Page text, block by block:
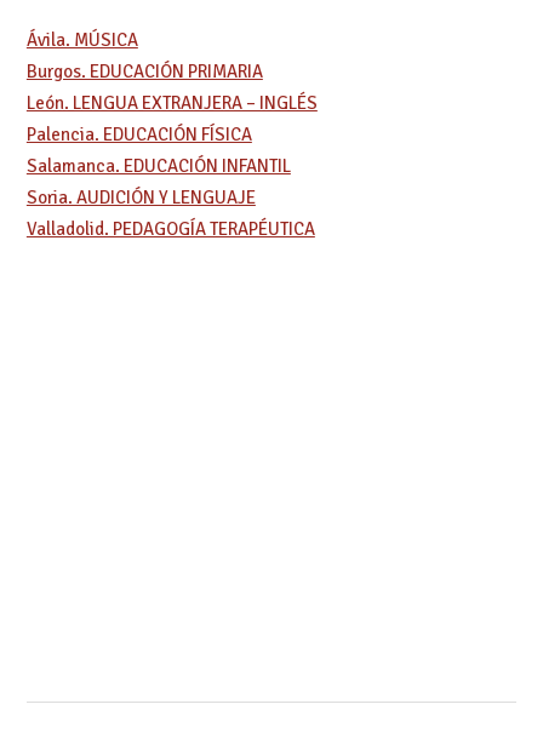
Ávila. MÚSICA
Burgos. EDUCACIÓN PRIMARIA
León. LENGUA EXTRANJERA – INGLÉS
Palencia. EDUCACIÓN FÍSICA
Salamanca. EDUCACIÓN INFANTIL
Soria. AUDICIÓN Y LENGUAJE
Valladolid. PEDAGOGÍA TERAPÉUTICA